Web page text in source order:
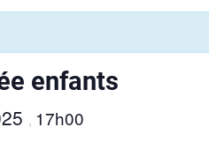
enfants
, 17h00